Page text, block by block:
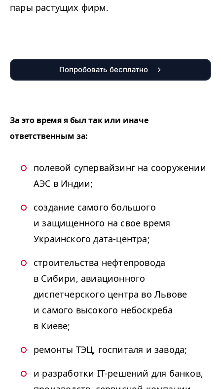
пары растущих фирм.
Попробовать бесплатно
За это время я был так или иначе
ответственным за:
полевой супервайзинг на сооружении
АЭС в Индии;
создание самого большого
и защищенного на свое время
Украинского дата-центра;
строительства нефтепровода
в Сибири, авиационного
диспетчерского центра во Львове
и самого высокого небоскреба
в Киеве;
ремонты ТЭЦ, госпиталя и завода;
и разработки IT-решений для банков,